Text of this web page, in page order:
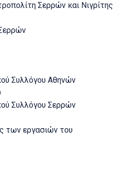
Σερρών και Νιγρίτης
Συλλόγου Αθηνών
Συλλόγου Σερρών
των εργασιών του